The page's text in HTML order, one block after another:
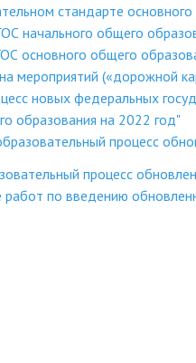
стандарте
начального общего
основного общего
мероприятий («дорожной
новых федеральных
образования на 2022 год"
процесс
процесс
работ по введению